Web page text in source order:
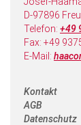
D-97896
Telefon: +49
Fax: +49
E-Mail:
Kontakt
AGB
Datenschutz